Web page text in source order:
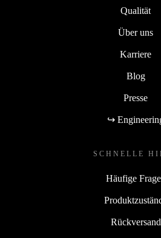
Qualität
Über uns
Karriere
Blog
Presse
↪
SCHNELLE
Häufige
Rückversand